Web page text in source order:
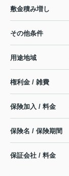
敷金積み増し
その他条件
用途地域
権利金 / 雑費
保険加入 / 料金
保険名 / 保険期間
保証会社 / 料金